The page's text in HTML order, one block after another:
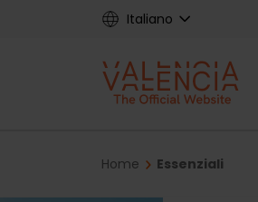
Italiano
Home Essenziali